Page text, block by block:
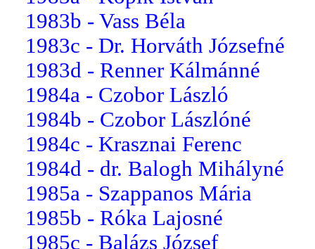
1983b - Vass Béla
1983c - Dr. Horváth Józsefné
1983d - Renner Kálmánné
1984a - Czobor László
1984b - Czobor Lászlóné
1984c - Krasznai Ferenc
1984d - dr. Balogh Mihályné
1985a - Szappanos Mária
1985b - Róka Lajosné
1985c - Balázs József